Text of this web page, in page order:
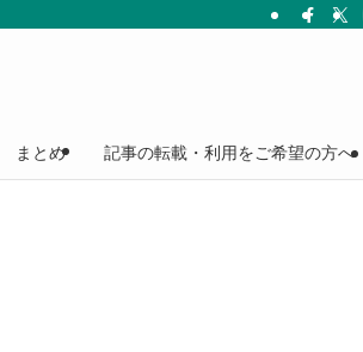
まとめ 記事の転載・利用をご希望の方へ